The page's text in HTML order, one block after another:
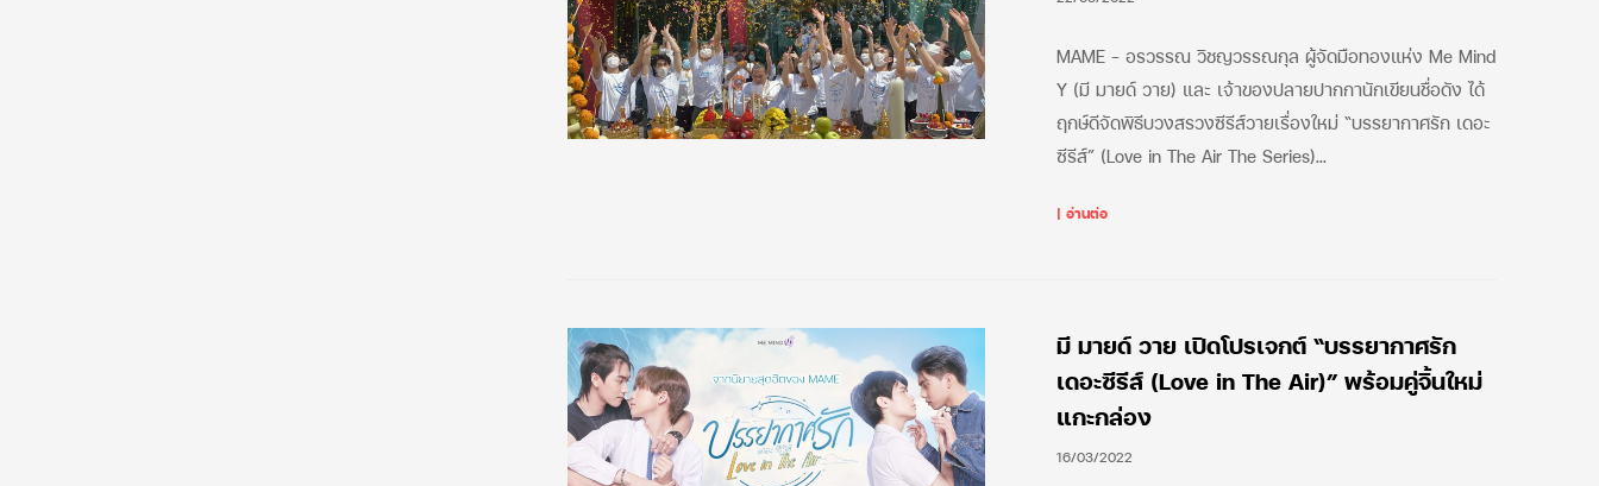
MAME – อรวรรณ วิชญวรรณกุล ผู้จัดมือทองแห่ง Me Mind
Y (มี มายด์ วาย) และ เจ้าของปลายปากกานักเขียนชื่อดัง ได้
ฤกษ์ดีจัดพิธีบวงสรวงซีรีส์วายเรื่องใหม่ “บรรยากาศรัก เดอะ
ซีรีส์” (Love in The Air The Series)…
มี มายด์ วาย เปิดโปรเจกต์ “บรรยากาศรัก
เดอะซีรีส์ (Love in The Air)” พร้อมคู่จิ้นใหม่
แกะกล่อง
16/03/2022